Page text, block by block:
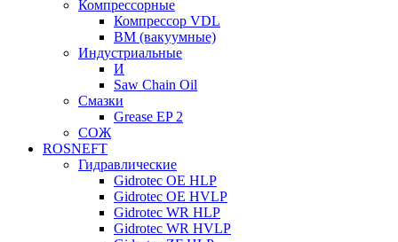
Компрессорные
Компрессор VDL
ВМ (вакуумные)
Индустриальные
И
Saw Chain Oil
Смазки
Grease EP 2
СОЖ
ROSNEFT
Гидравлические
Gidrotec OE HLP
Gidrotec OE HVLP
Gidrotec WR HLP
Gidrotec WR HVLP